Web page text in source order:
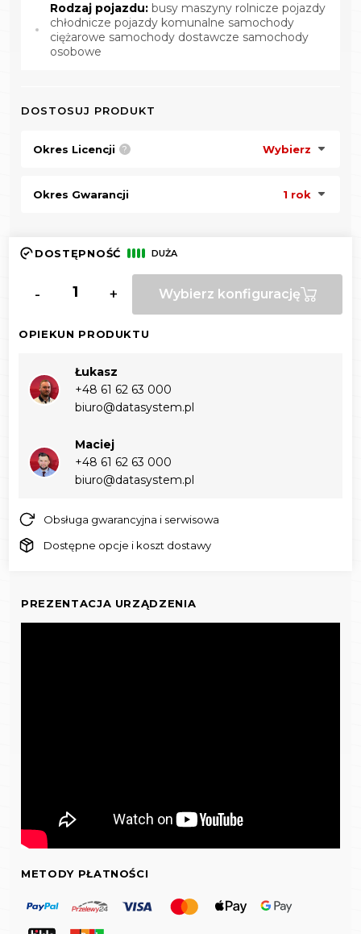
Rodzaj pojazdu: busy maszyny rolnicze pojazdy
chłodnicze pojazdy komunalne samochody
ciężarowe samochody dostawcze samochody
osobowe
DOSTOSUJ PRODUKT
Okres Licencji ? Wybierz
Okres Gwarancji 1 rok
DOSTĘPNOŚĆ DUŻA
- + Wybierz konfigurację
OPIEKUN PRODUKTU
Łukasz
+48 61 62 63 000‬
biuro@datasystem.pl
Maciej
+48 61 62 63 000‬
biuro@datasystem.pl
Obsługa gwarancyjna i serwisowa
Dostępne opcje i koszt dostawy
PREZENTACJA URZĄDZENIA
METODY PŁATNOŚCI